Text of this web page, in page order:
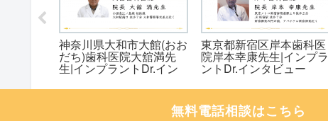
神奈川県大和市大館(おお
だち)歯科医院大舘満先
生|インプラントDr.イン
東京都新宿区岸本歯科医
院岸本幸康先生|インプラ
ントDr.インタビュー
無料電話相談はこちら